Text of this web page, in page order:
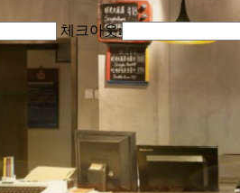
체크아웃: